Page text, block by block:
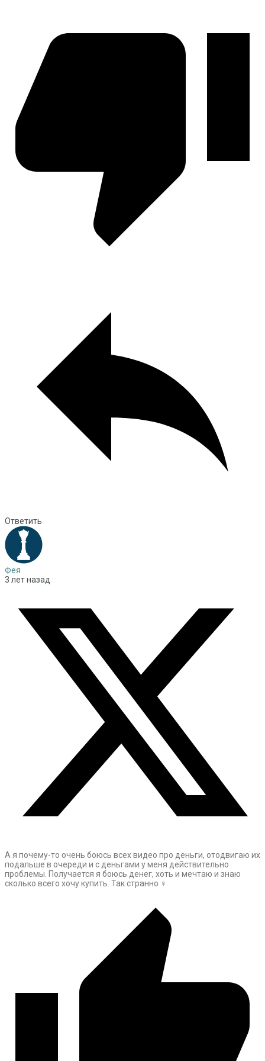
Ответить
Фея
3 лет назад
А я почему-то очень боюсь всех видео про деньги, отодвигаю их
подальше в очереди и с деньгами у меня действительно
проблемы. Получается я боюсь денег, хоть и мечтаю и знаю
сколько всего хочу купить. Так странно ‍♀️